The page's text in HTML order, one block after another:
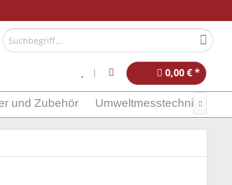
0,00 € *
und Zubehör Umweltmesstechnik